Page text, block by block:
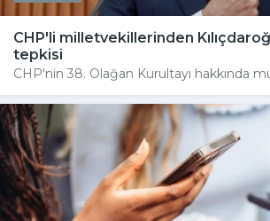
CHP'li milletvekillerinden
tepkisi
CHP'nin 38. Olağan Kurultayı hakkında